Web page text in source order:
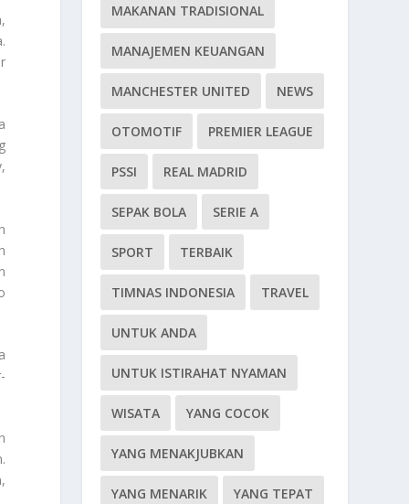
MAKANAN TRADISIONAL
MANAJEMEN KEUANGAN
MANCHESTER UNITED NEWS
OTOMOTIF PREMIER LEAGUE
PSSI REAL MADRID
SEPAK BOLA SERIE A
SPORT TERBAIK
TIMNAS INDONESIA TRAVEL
UNTUK ANDA
UNTUK ISTIRAHAT NYAMAN
WISATA YANG COCOK
YANG MENAKJUBKAN
YANG MENARIK YANG TEPAT